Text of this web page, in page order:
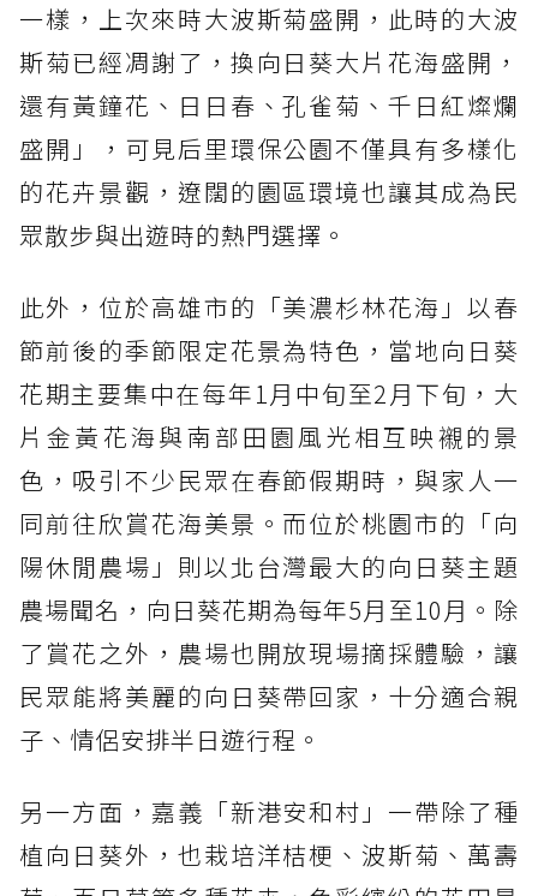
一樣，上次來時大波斯菊盛開，此時的大波
斯菊已經凋謝了，換向日葵大片花海盛開，
還有黃鐘花、日日春、孔雀菊、千日紅燦爛
盛開」，可見后里環保公園不僅具有多樣化
的花卉景觀，遼闊的園區環境也讓其成為民
眾散步與出遊時的熱門選擇。
此外，位於高雄市的「美濃杉林花海」以春
節前後的季節限定花景為特色，當地向日葵
花期主要集中在每年1月中旬至2月下旬，大
片金黃花海與南部田園風光相互映襯的景
色，吸引不少民眾在春節假期時，與家人一
同前往欣賞花海美景。而位於桃園市的「向
陽休閒農場」則以北台灣最大的向日葵主題
農場聞名，向日葵花期為每年5月至10月。除
了賞花之外，農場也開放現場摘採體驗，讓
民眾能將美麗的向日葵帶回家，十分適合親
子、情侶安排半日遊行程。
另一方面，嘉義「新港安和村」一帶除了種
植向日葵外，也栽培洋桔梗、波斯菊、萬壽